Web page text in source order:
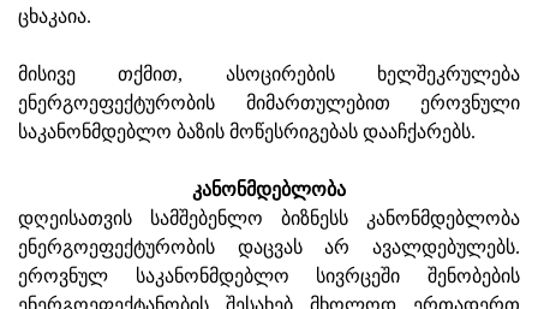
ცხაკაია.
მისივე თქმით, ასოცირების ხელშეკრულება
ენერგოეფექტურობის მიმართულებით ეროვნული
საკანონმდებლო ბაზის მოწესრიგებას დააჩქარებს.
კანონმდებლობა
დღეისათვის სამშებენლო ბიზნესს კანონმდებლობა
ენერგოეფექტურობის დაცვას არ ავალდებულებს.
ეროვნულ საკანონმდებლო სივრცეში შენობების